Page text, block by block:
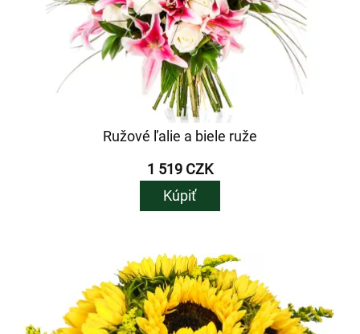
Ružové ľalie a biele ruže
1 519 CZK
Kúpiť